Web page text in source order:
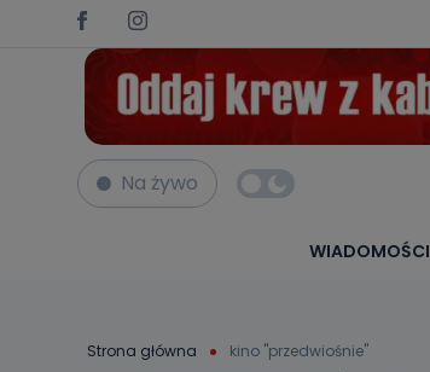
Na żywo
WIADOMOŚCI
Strona główna kino "przedwiośnie"